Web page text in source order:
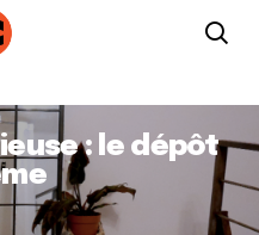
: le dépôt